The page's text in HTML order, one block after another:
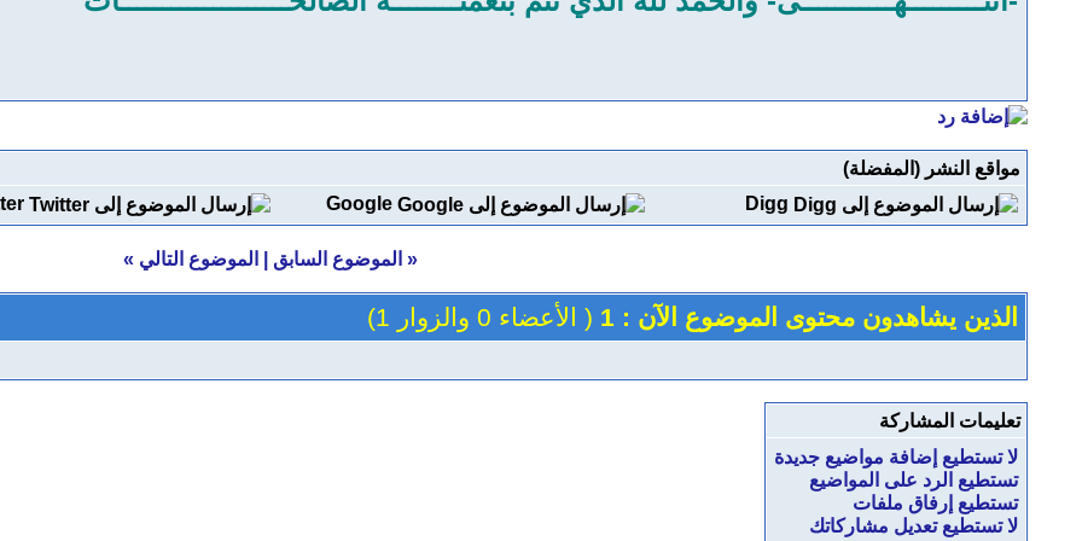
مواقع النشر (المفضلة)
Digg
Google
« الموضوع السابق الموضوع التالي »
الذين يشاهدون محتوى الموضوع الآن : 1 ( الأعضاء 0 والزوار 1)
تعليمات المشاركة
لا تستطيع إضافة مواضيع جديدة
تستطيع الرد على المواضيع
تستطيع إرفاق ملفات
لا تستطيع تعديل مشاركاتك